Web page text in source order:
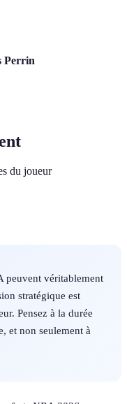
Perrin
du joueur
peuvent véritablement
stratégique est
Pensez à la durée
et non seulement à